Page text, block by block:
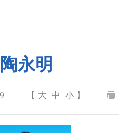
陶永明
【 大 中 小 】